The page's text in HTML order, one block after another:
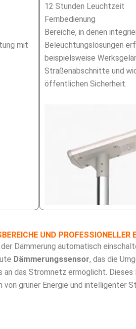
mit
12 Stunden Leuchtzeit
Fernbedienung
Bereiche, in denen
Beleuchtungslösungen
beispielsweise
Straßenabschnitte und
öffentlichen Sicherheit.
UND PROFESSIONELLER
Dämmerung automatisch
Dämmerungssensor, das die
an das Stromnetz ermöglicht.
grüner Energie und intelligenter